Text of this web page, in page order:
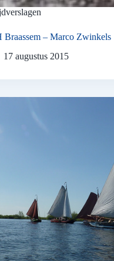
Braassem – Marco Zwinkels
17 augustus 2015